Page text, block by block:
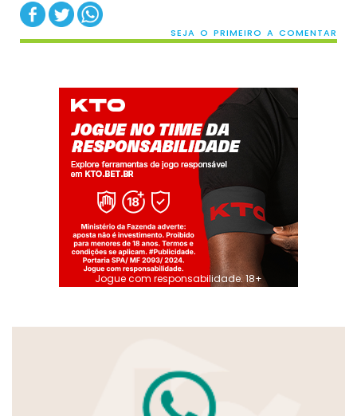
SEJA O PRIMEIRO A COMENTAR
Jogue com responsabilidade. 18+